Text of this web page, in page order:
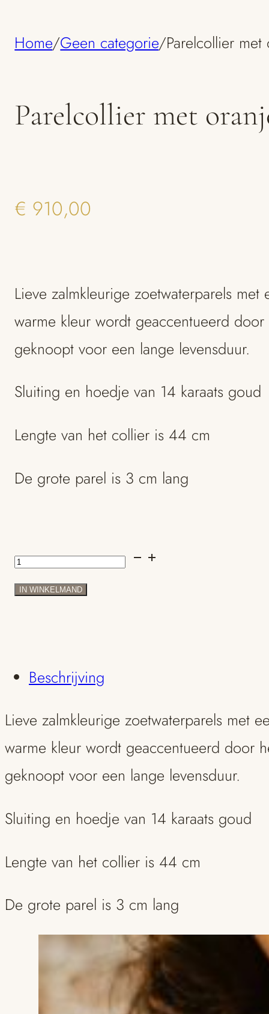
Home/Geen categorie/Parelcollier
Parelcollier met
€ 910,00
Lieve zalmkleurige zoetwaterparels
warme kleur wordt geaccentueerd
geknoopt voor een lange levensduur.
Sluiting en hoedje van 14 karaats goud
Lengte van het collier is 44 cm
De grote parel is 3 cm lang
Parelcollier
met
pareltjes
gouden
hanger
aantal
IN WINKELMAND
Beschrijving
Lieve zalmkleurige zoetwaterparels met
warme kleur wordt geaccentueerd door
geknoopt voor een lange levensduur.
Sluiting en hoedje van 14 karaats goud
Lengte van het collier is 44 cm
De grote parel is 3 cm lang